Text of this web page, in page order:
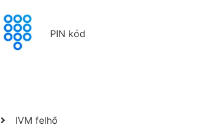
PIN kód
IVM felhő